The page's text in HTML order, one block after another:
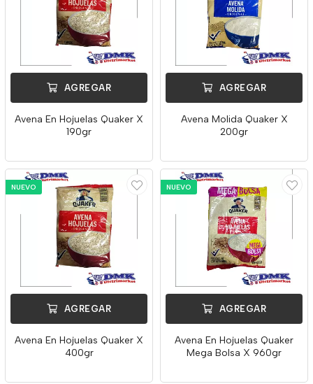
AGREGAR
Avena En Hojuelas Quaker X
190gr
AGREGAR
Avena Molida Quaker X
200gr
NUEVO
AGREGAR
Avena En Hojuelas Quaker X
400gr
NUEVO
AGREGAR
Avena En Hojuelas Quaker
Mega Bolsa X 960gr